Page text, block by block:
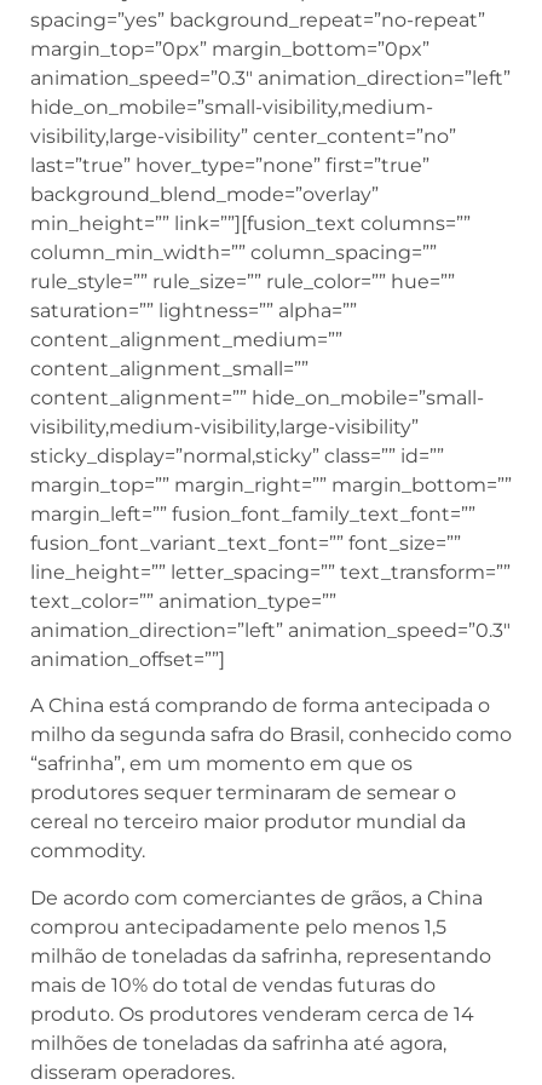
spacing=”yes” background_repeat=”no-repeat”
margin_top=”0px” margin_bottom=”0px”
animation_speed=”0.3″ animation_direction=”left”
hide_on_mobile=”small-visibility,medium-
visibility,large-visibility” center_content=”no”
last=”true” hover_type=”none” first=”true”
background_blend_mode=”overlay”
min_height=”” link=””][fusion_text columns=””
column_min_width=”” column_spacing=””
rule_style=”” rule_size=”” rule_color=”” hue=””
saturation=”” lightness=”” alpha=””
content_alignment_medium=””
content_alignment_small=””
content_alignment=”” hide_on_mobile=”small-
visibility,medium-visibility,large-visibility”
sticky_display=”normal,sticky” class=”” id=””
margin_top=”” margin_right=”” margin_bottom=””
margin_left=”” fusion_font_family_text_font=””
fusion_font_variant_text_font=”” font_size=””
line_height=”” letter_spacing=”” text_transform=””
text_color=”” animation_type=””
animation_direction=”left” animation_speed=”0.3″
animation_offset=””]
A China está comprando de forma antecipada o
milho da segunda safra do Brasil, conhecido como
“safrinha”, em um momento em que os
produtores sequer terminaram de semear o
cereal no terceiro maior produtor mundial da
commodity.
De acordo com comerciantes de grãos, a China
comprou antecipadamente pelo menos 1,5
milhão de toneladas da safrinha, representando
mais de 10% do total de vendas futuras do
produto. Os produtores venderam cerca de 14
milhões de toneladas da safrinha até agora,
disseram operadores.